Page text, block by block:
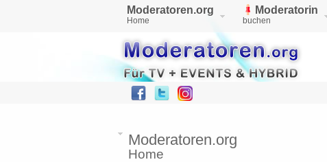
Moderatoren.org
Home
Moderatorin
buchen
Moderatoren.org
Home